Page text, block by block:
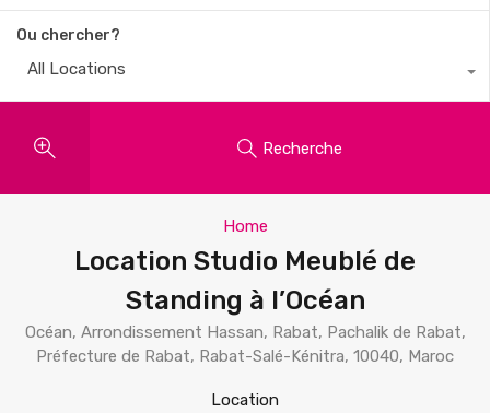
Ou chercher?
All Locations
Recherche
Home
Location Studio Meublé de
Standing à l’Océan
Océan, Arrondissement Hassan, Rabat, Pachalik de Rabat,
Préfecture de Rabat, Rabat-Salé-Kénitra, 10040, Maroc
Location